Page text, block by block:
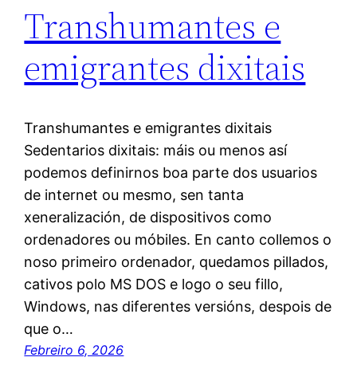
Transhumantes e
emigrantes dixitais
Transhumantes e emigrantes dixitais
Sedentarios dixitais: máis ou menos así
podemos definirnos boa parte dos usuarios
de internet ou mesmo, sen tanta
xeneralización, de dispositivos como
ordenadores ou móbiles. En canto collemos o
noso primeiro ordenador, quedamos pillados,
cativos polo MS DOS e logo o seu fillo,
Windows, nas diferentes versións, despois de
que o…
Febreiro 6, 2026